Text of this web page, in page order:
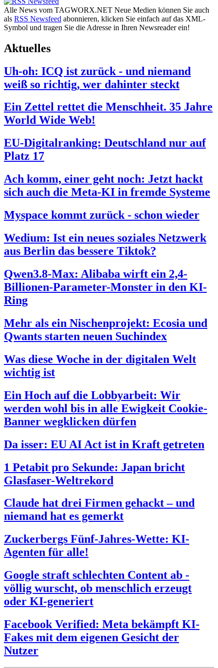
Alle News vom TAGWORX.NET Neue Medien können Sie auch
als RSS Newsfeed abonnieren, klicken Sie einfach auf das XML-
Symbol und tragen Sie die Adresse in Ihren Newsreader ein!
Aktuelles
Uh-oh: ICQ ist zurück - und niemand
weiß so richtig, wer dahinter steckt
Ein Zettel rettet die Menschheit. 35 Jahre
World Wide Web!
EU-Digitalranking: Deutschland nur auf
Platz 17
Ach komm, einer geht noch: Jetzt hackt
sich auch die Meta-KI in fremde Systeme
Myspace kommt zurück - schon wieder
Wedium: Ist ein neues soziales Netzwerk
aus Berlin das bessere Tiktok?
Qwen3.8-Max: Alibaba wirft ein 2,4-
Billionen-Parameter-Monster in den KI-
Ring
Mehr als ein Nischenprojekt: Ecosia und
Qwants starten neuen Suchindex
Was diese Woche in der digitalen Welt
wichtig ist
Ein Hoch auf die Lobbyarbeit: Wir
werden wohl bis in alle Ewigkeit Cookie-
Banner wegklicken dürfen
Da isser: EU AI Act ist in Kraft getreten
1 Petabit pro Sekunde: Japan bricht
Glasfaser-Weltrekord
Claude hat drei Firmen gehackt – und
niemand hat es gemerkt
Zuckerbergs Fünf-Jahres-Wette: KI-
Agenten für alle!
Google straft schlechten Content ab -
völlig wurscht, ob menschlich erzeugt
oder KI-generiert
Facebook Verified: Meta bekämpft KI-
Fakes mit dem eigenen Gesicht der
Nutzer